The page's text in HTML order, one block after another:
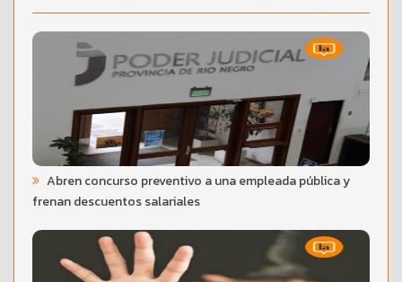
Abren concurso preventivo a una empleada pública y
frenan descuentos salariales